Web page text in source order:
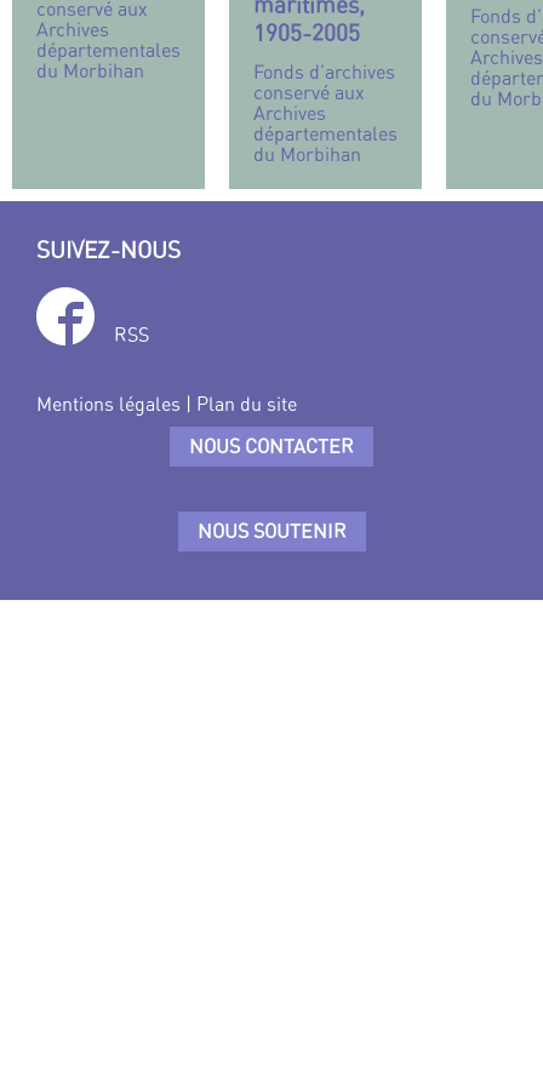
conservé aux
Archives
départementales
du Morbihan
1905-2005
Fonds d’archives
conservé aux
Archives
départementales
du Morbihan
Fonds
Archives
du
SUIVEZ-NOUS
RSS
Mentions légales | Plan du site
NOUS CONTACTER
NOUS SOUTENIR